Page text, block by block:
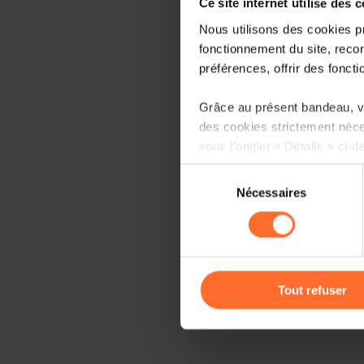
Ce site internet utilise des
Nous utilisons des cookies
fonctionnement du site,
préférences, offrir des
Grâce au présent bandeau,
des cookies strictement
sous l’onglet « Détails » ci-
Il est précisé que la
sociaux, sauvegarde des
cas de refus de tous les
gauche de chaque page.
consentement
Nécessaires
Tout refuser